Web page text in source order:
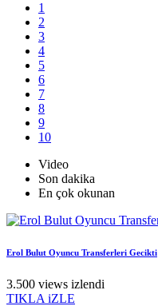
1
2
3
4
5
6
7
8
9
10
Video
Son dakika
En çok okunan
Erol Bulut Oyuncu Transferleri Gecikti
3.500 views izlendi
TIKLA iZLE